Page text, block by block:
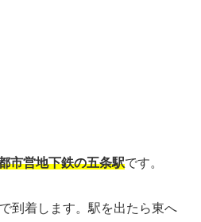
市営地下鉄の五条駅です。
到着します。駅を出たら東へ